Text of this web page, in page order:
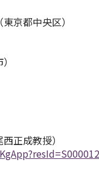
京都中央区）
正成教授）